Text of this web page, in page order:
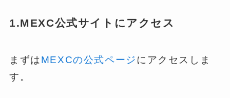
1.MEXC公式サイトにアクセス
まずはMEXCの公式ページにアクセスしま
す。